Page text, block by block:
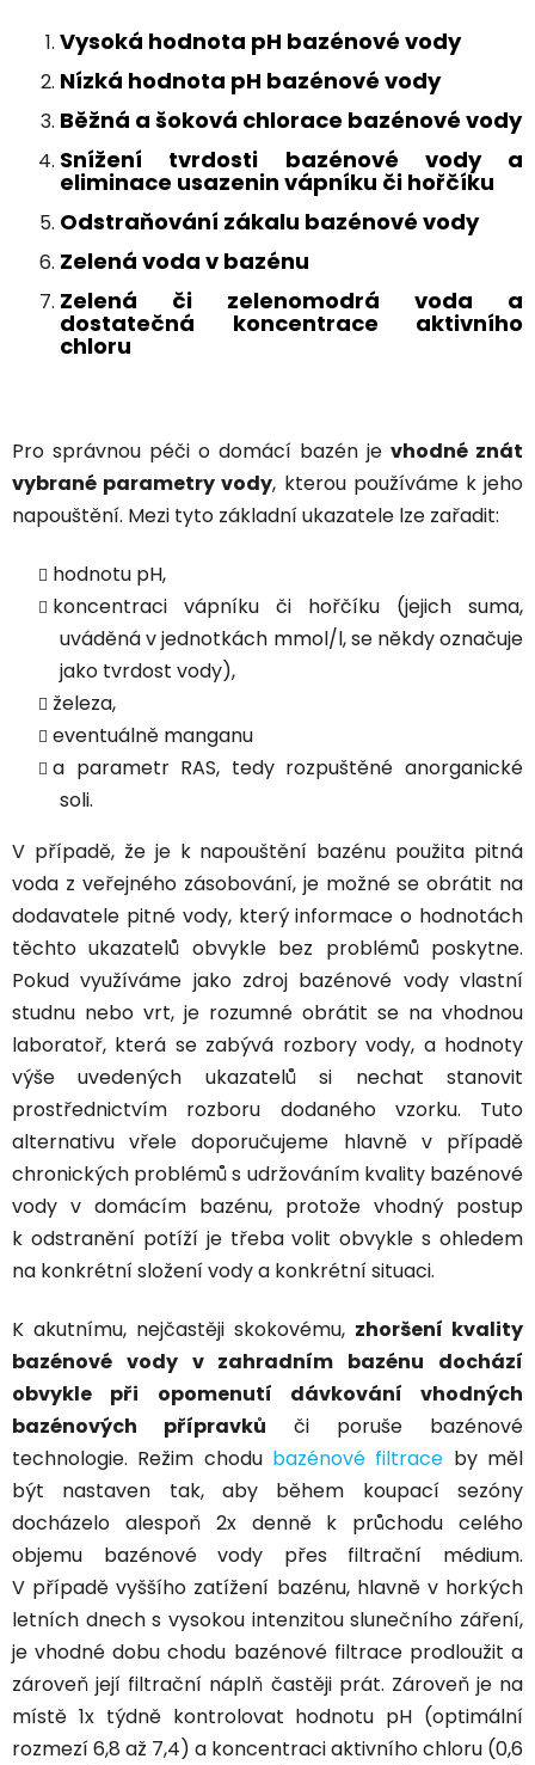
Vysoká hodnota pH bazénové vody
Nízká hodnota pH bazénové vody
Běžná a šoková chlorace bazénové vody
Snížení tvrdosti bazénové vody a
eliminace usazenin vápníku či hořčíku
Odstraňování zákalu bazénové vody
Zelená voda v bazénu
Zelená či zelenomodrá voda a
dostatečná koncentrace aktivního
chloru
Pro správnou péči o domácí bazén je vhodné znát
vybrané parametry vody, kterou používáme k jeho
napouštění. Mezi tyto základní ukazatele lze zařadit:
hodnotu pH,
koncentraci vápníku či hořčíku (jejich suma,
uváděná v jednotkách mmol/l, se někdy označuje
jako tvrdost vody),
železa,
eventuálně manganu
a parametr RAS, tedy rozpuštěné anorganické
soli.
V případě, že je k napouštění bazénu použita pitná
voda z veřejného zásobování, je možné se obrátit na
dodavatele pitné vody, který informace o hodnotách
těchto ukazatelů obvykle bez problémů poskytne.
Pokud využíváme jako zdroj bazénové vody vlastní
studnu nebo vrt, je rozumné obrátit se na vhodnou
laboratoř, která se zabývá rozbory vody, a hodnoty
výše uvedených ukazatelů si nechat stanovit
prostřednictvím rozboru dodaného vzorku. Tuto
alternativu vřele doporučujeme hlavně v případě
chronických problémů s udržováním kvality bazénové
vody v domácím bazénu, protože vhodný postup
k odstranění potíží je třeba volit obvykle s ohledem
na konkrétní složení vody a konkrétní situaci.
K akutnímu, nejčastěji skokovému, zhoršení kvality
bazénové vody v zahradním bazénu dochází
obvykle při opomenutí dávkování vhodných
bazénových přípravků či poruše bazénové
technologie. Režim chodu bazénové filtrace by měl
být nastaven tak, aby během koupací sezóny
docházelo alespoň 2x denně k průchodu celého
objemu bazénové vody přes filtrační médium.
V případě vyššího zatížení bazénu, hlavně v horkých
letních dnech s vysokou intenzitou slunečního záření,
je vhodné dobu chodu bazénové filtrace prodloužit a
zároveň její filtrační náplň častěji prát. Zároveň je na
místě 1x týdně kontrolovat hodnotu pH (optimální
rozmezí 6,8 až 7,4) a koncentraci aktivního chloru (0,6